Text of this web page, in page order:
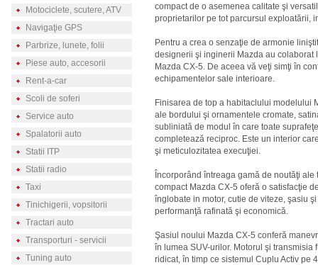
Motociclete, scutere, ATV
Navigaţie GPS
Parbrize, lunete, folii
Piese auto, accesorii
Rent-a-car
Scoli de soferi
Service auto
Spalatorii auto
Statii ITP
Statii radio
Taxi
Tinichigerii, vopsitorii
Tractari auto
Transporturi - servicii
Tuning auto
compact de o asemenea calitate şi
proprietarilor pe tot parcursul exploatării,
Pentru a crea o senzaţie de armonie
designerii şi inginerii Mazda au
Mazda CX-5. De aceea vă veţi simţi în
echipamentelor sale interioare.
Finisarea de top a habitaclului modelului
ale bordului şi ornamentele cromate,
subliniată de modul în care toate
completează reciproc. Este un interior
şi meticulozitatea execuţiei.
Încorporând întreaga gamă de noutăţi ale
compact Mazda CX-5 oferă o satisfacţie
înglobate in motor, cutie de viteze, şasiu
performanţă rafinată şi economică.
Şasiul noului Mazda CX-5 conferă
în lumea SUV-urilor. Motorul şi
ridicat, în timp ce sistemul Cuplu Activ pe